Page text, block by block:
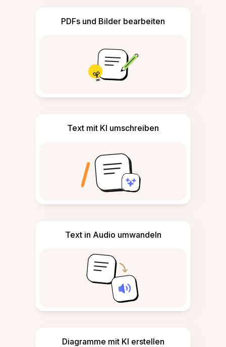
PDFs und Bilder bearbeiten
Text mit KI umschreiben
Text in Audio umwandeln
Diagramme mit KI erstellen